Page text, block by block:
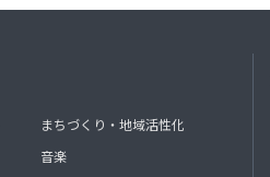
まちづくり・地域活性化
音楽